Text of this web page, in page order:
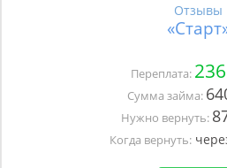
Отзывы
Переплата:
Сумма займа:
Нужно вернуть:
Когда вернуть: